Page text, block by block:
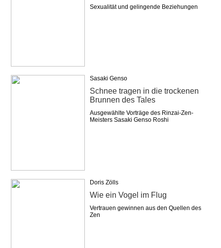
Sexualität und gelingende Beziehungen
Sasaki Genso
Schnee tragen in die trockenen
Brunnen des Tales
Ausgewählte Vorträge des Rinzai-Zen-
Meisters Sasaki Genso Roshi
Doris Zölls
Wie ein Vogel im Flug
Vertrauen gewinnen aus den Quellen des
Zen